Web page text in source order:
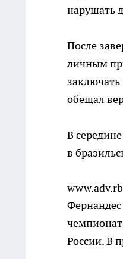
нарушать
После
личным
обещал
В
в
чемпионат
России. В